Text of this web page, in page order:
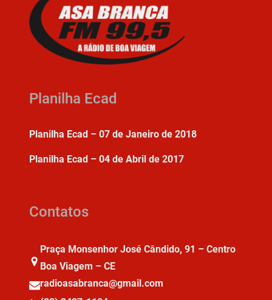
Planilha Ecad
Planilha Ecad – 07 de Janeiro de 2018
Planilha Ecad – 04 de Abril de 2017
Contatos
Praça Monsenhor José Cândido, 91 – Centro
Boa Viagem – CE
radioasabranca@gmail.com